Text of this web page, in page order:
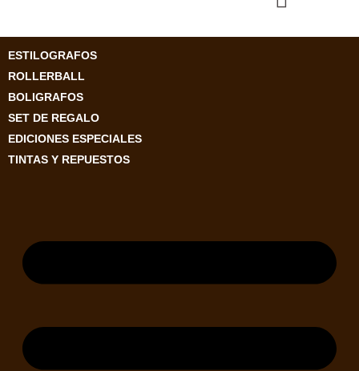
ESTILOGRAFOS
ROLLERBALL
BOLIGRAFOS
SET DE REGALO
EDICIONES ESPECIALES
TINTAS Y REPUESTOS